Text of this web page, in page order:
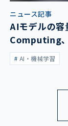
ニュース記事
AIモデルの
Computing
表AI・機械学習